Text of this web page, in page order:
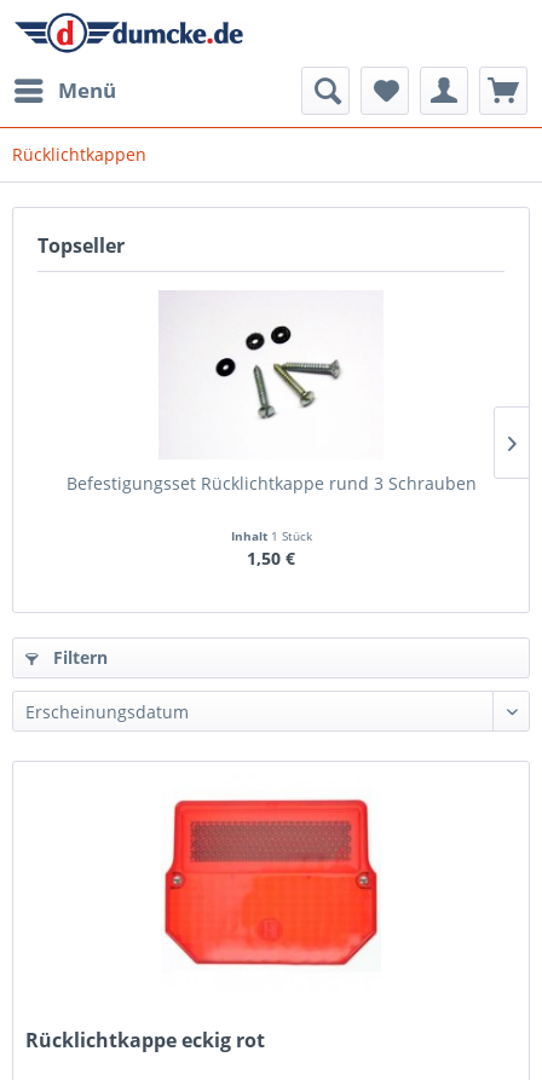
Menü
Rücklichtkappen
Topseller
Befestigungsset Rücklichtkappe rund 3 Schrauben
Inhalt 1 Stück
1,50 €
Filtern
Rücklichtkappe eckig rot